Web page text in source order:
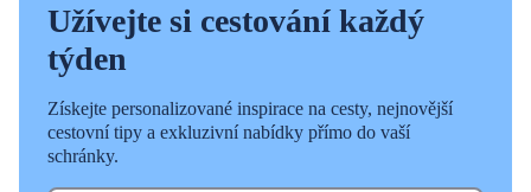
Užívejte si cestování každý
týden
Získejte personalizované inspirace na cesty, nejnovější
cestovní tipy a exkluzivní nabídky přímo do vaší
schránky.